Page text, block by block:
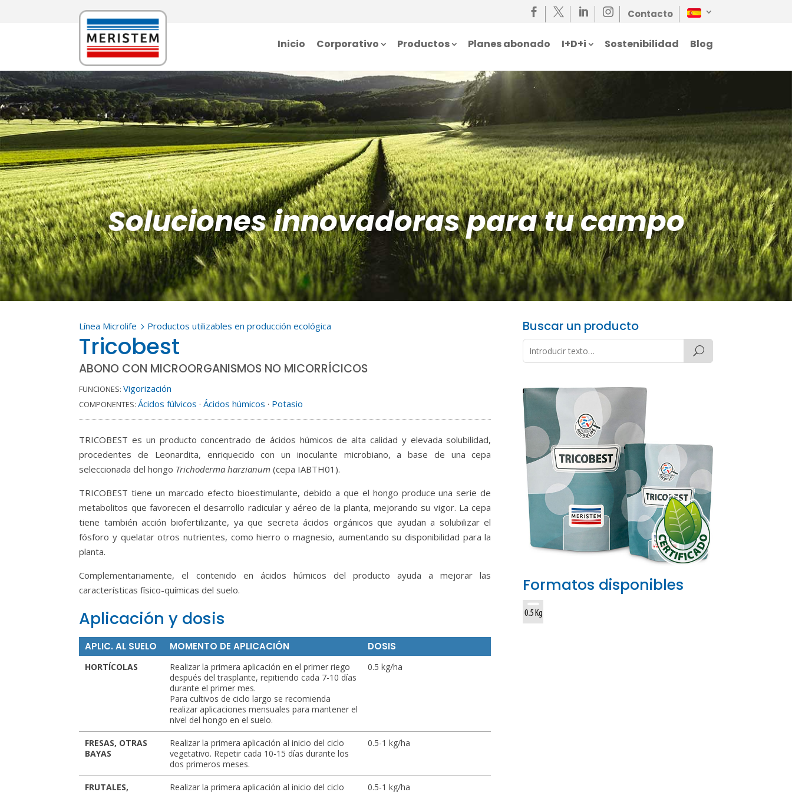
    Contacto
Inicio Corporativo Productos Planes abonado I+D+i Sostenibilidad Blog
Soluciones innovadoras para tu campo
Línea Microlife 5 Productos utilizables en producción ecológica
Tricobest
ABONO CON MICROORGANISMOS NO MICORRÍCICOS
FUNCIONES: Vigorización
COMPONENTES: Ácidos fúlvicos ·Ácidos húmicos · Potasio
TRICOBEST es un producto concentrado de ácidos húmicos de alta calidad y elevada solubilidad,
procedentes de Leonardita, enriquecido con un inoculante microbiano, a base de una cepa
seleccionada del hongo Trichoderma harzianum (cepa IABTH01).
TRICOBEST tiene un marcado efecto bioestimulante, debido a que el hongo produce una serie de
metabolitos que favorecen el desarrollo radicular y aéreo de la planta, mejorando su vigor. La cepa
tiene también acción biofertilizante, ya que secreta ácidos orgánicos que ayudan a solubilizar el
fósforo y quelatar otros nutrientes, como hierro o magnesio, aumentando su disponibilidad para la
planta.
Complementariamente, el contenido en ácidos húmicos del producto ayuda a mejorar las
características físico-químicas del suelo.
Aplicación y dosis
APLIC. AL SUELO MOMENTO DE APLICACIÓN DOSIS
HORTÍCOLAS
Realizar la primera aplicación en el primer riego
después del trasplante, repitiendo cada 7-10 días
durante el primer mes.
Para cultivos de ciclo largo se recomienda
realizar aplicaciones mensuales para mantener el
nivel del hongo en el suelo.
0.5 kg/ha
FRESAS, OTRAS
BAYAS
Realizar la primera aplicación al inicio del ciclo
vegetativo. Repetir cada 10-15 días durante los
dos primeros meses.
0.5-1 kg/ha
FRUTALES, Realizar la primera aplicación al inicio del ciclo 0.5-1 kg/ha
Buscar un producto
Formatos disponibles